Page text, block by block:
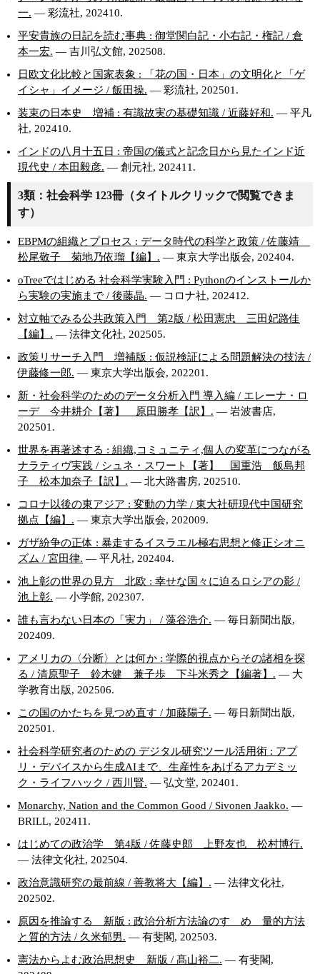
一. — 彩流社, 202410.
平安貴族の日記を読む事典 : 御堂関白記・小右記・権記 / 倉
本一宏. — 吉川弘文館, 202508.
日欧文化比較と国家表象 : 「花の国・日本」の文明化と「ゲ
イシャ」イメージ / 飯田操. — 彩流社, 202501.
装束の日本史 増補 : 有識故実の基礎知識 / 近藤好和. — 平凡
社, 202410.
インドの八月十五日 : 帝国の儀式と記念日から見たインド近
現代史 / 本田毅彦. — 創元社, 202411.
3類：社会科学 123冊（タイトルクリックで閲覧できま
す）
EBPMの組織とプロセス : データ時代の科学と政策 / 佐藤靖
松尾敬子 菊地乃依瑠【編】. — 東京大学出版会, 202404.
oTreeではじめる 社会科学実験入門 : Pythonのインストールか
ら実験の実施まで / 後藤晶. — コロナ社, 202412.
対立軸でみる公共政策入門 第2版 / 松田憲忠 三田妃路佳
【編】. — 法律文化社, 202505.
政策リサーチ入門 増補版 : 仮説検証による問題解決の技法 /
伊藤修一郎. — 東京大学出版会, 202201.
新・社会科学のためのデータ分析入門 導入編 / エレーナ・ロ
ーデ 今井耕介【著】 原田勝孝【訳】. — 岩波書店,
202501.
世界を再著述する : 組織,コミュニティ,個人の変革につながる
ナラティヴ実践 / シュネ・スワート【著】 国重浩 飯島邦
子 松本加奈子【訳】. — 北大路書房, 202510.
コロナ以後の東アジア : 変動の力学 / 東大社研現代中国研究
拠点【編】. — 東京大学出版会, 202009.
ガザ紛争の正体 : 暴走するイスラエル極右思想と修正シオニ
ズム / 宮田律. — 平凡社, 202404.
池上彰の世界の見方 北欧 : 幸せな国々に迫るロシアの影 /
池上彰. — 小学館, 202307.
誰も言わない日本の「実力」 / 藻谷浩介. — 毎日新聞出版,
202409.
アメリカの〈分断〉とは何か : 学際的視点からその諸相を探
る / 清原聖子 鈴木健 兼子歩 下斗米秀之【編著】. — 大
学教育出版, 202506.
この国のかたちを見つめ直す / 加藤陽子. — 毎日新聞出版,
202501.
社会科学研究者のための デジタル研究ツール活用術 : アプ
リ・デバイスから生成AIまで、生産性をあげるアカデミッ
ク・ライフハック / 西川賢. — 弘文堂, 202401.
Monarchy, Nation and the Common Good / Sivonen Jaakko. —
BRILL, 202411.
はじめての政治学 第4版 / 佐藤史郎 上野友也 松村博行.
— 法律文化社, 202504.
政治意識研究の最前線 / 善教将大【編】. — 法律文化社,
202502.
原因を推論する 新版 : 政治分析方法論のすゝめ 量的方法
と質的方法 / 久米郁男. — 有斐閣, 202503.
憲法からよむ政治思想史 新版 / 髙山裕二. — 有斐閣,